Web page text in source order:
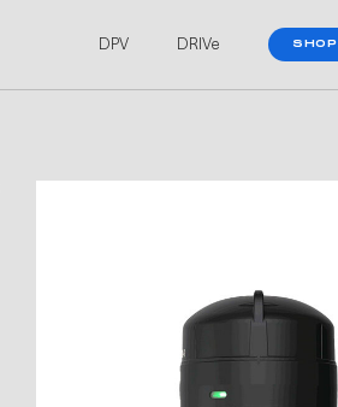
DPV DRIVe SHOP